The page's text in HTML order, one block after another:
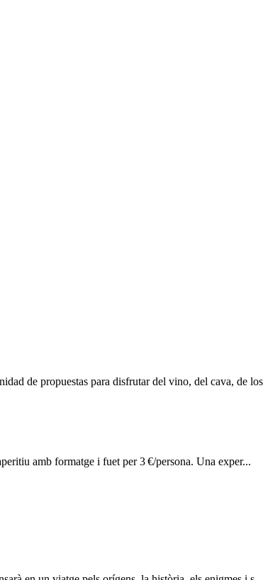
de propuestas para disfrutar del vino, del cava, de
amb formatge i fuet per 3 €/persona. Una exper...